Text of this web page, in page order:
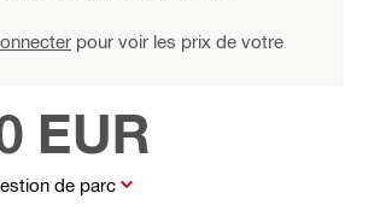
pour voir les prix de votre
de parc
EUR